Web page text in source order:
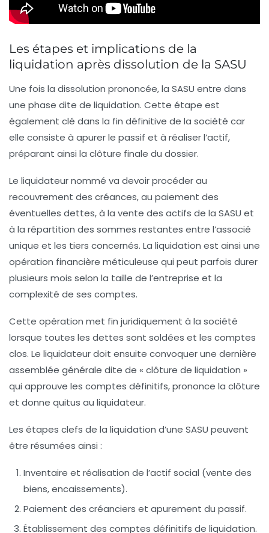
Les étapes et implications de la
liquidation après dissolution de la SASU
Une fois la dissolution prononcée, la SASU entre dans
une phase dite de liquidation. Cette étape est
également clé dans la fin définitive de la société car
elle consiste à apurer le passif et à réaliser l’actif,
préparant ainsi la clôture finale du dossier.
Le liquidateur nommé va devoir procéder au
recouvrement des créances, au paiement des
éventuelles dettes, à la vente des actifs de la SASU et
à la répartition des sommes restantes entre l’associé
unique et les tiers concernés. La liquidation est ainsi une
opération financière méticuleuse qui peut parfois durer
plusieurs mois selon la taille de l’entreprise et la
complexité de ses comptes.
Cette opération met fin juridiquement à la société
lorsque toutes les dettes sont soldées et les comptes
clos. Le liquidateur doit ensuite convoquer une dernière
assemblée générale dite de « clôture de liquidation »
qui approuve les comptes définitifs, prononce la clôture
et donne quitus au liquidateur.
Les étapes clefs de la liquidation d’une SASU peuvent
être résumées ainsi :
Inventaire et réalisation de l’actif social (vente des
biens, encaissements).
Paiement des créanciers et apurement du passif.
Établissement des comptes définitifs de liquidation.